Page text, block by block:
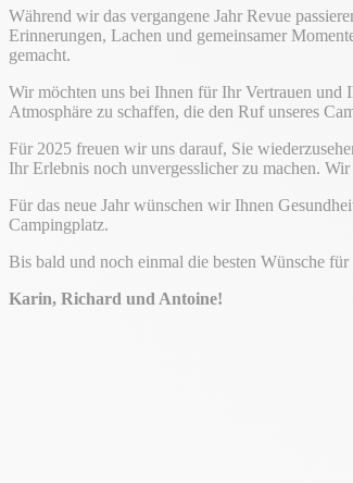
Während wir das vergangene Jahr Revue
Erinnerungen, Lachen und gemeinsamer
gemacht.
Wir möchten uns bei Ihnen für Ihr Vertrauen und
Atmosphäre zu schaffen, die den Ruf unseres
Für 2025 freuen wir uns darauf, Sie
Ihr Erlebnis noch unvergesslicher zu machen.
Für das neue Jahr wünschen wir Ihnen
Campingplatz.
Bis bald und noch einmal die besten Wünsche für
Karin, Richard und Antoine!